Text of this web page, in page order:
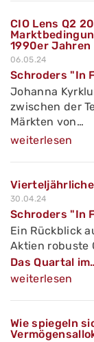
CIO Lens Q2
1990er Jahren
06.05.24
Schroders "In
Johanna
zwischen der
Märkten von…
weiterlesen
30.04.24
Schroders "In
Ein Rückblick
Aktien robuste
Das Quartal
weiterlesen
Wie spiegeln